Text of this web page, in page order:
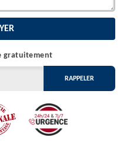
gratuitement